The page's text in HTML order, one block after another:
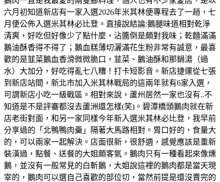
六月初知道新店有一家入選2026年米其林便專程去了一趟，七
月便公佈入選米其林必比登。直接說結論:鵝腿味道相對乾淨
清爽，好吃但好像少了點什麼，沾醬倒是頗對我味；乾麵滿滿
鵝油酥香得不得了；鵝血糕薄切灑滿花生粉非常有誠意，最喜
歡的是韮菜鵝血香滑微微脆口，韮菜、鵝油酥和那鍋湯（過
水）大加分，好吃得亂七八糟！打卡短影音。新店捷運從七張
到新店站間，新北市加入米其林戰局的這兩年就有6家入選，
可謂新店小吃一級戰區。相對來說，蘆州居然一家也沒有..不
知道是不是評審都沒去蘆洲還怎樣(笑)。碧潭橋頭鵝肉就在新
店老街對面，和另一家同樣今年新入選米其林必比登，我早前
分享過的「北鴨鴨肉羹」隔著大馬路相對。胃口好的，食量大
的，可以兩家一起解決。店面很新，很舒適，感覺應該是重新
裝潢過，點餐、送餐的大姐頗客氣。鵝肉只有一種看起來像燻
鵝，並沒有一般常見的白斬鵝，大姐說這裡的鵝肉都是當天現
宰的，鵝肉可以選自己喜歡的部位切，當然前提是還沒賣完的